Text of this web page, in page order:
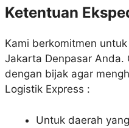
Ketentuan
Kami berkomitmen
Jakarta Denpasar Anda.
dengan bijak agar
Logistik Express :
Untuk daerah